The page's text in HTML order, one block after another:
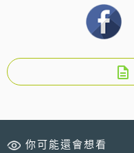
你可能還會想看